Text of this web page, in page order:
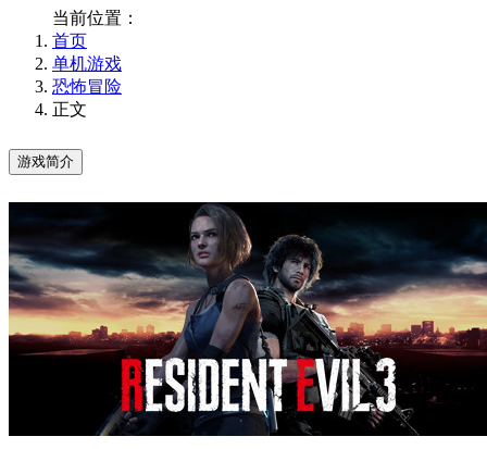
当前位置：
首页
单机游戏
恐怖冒险
正文
游戏简介